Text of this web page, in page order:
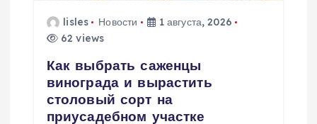
lisles Новости
1 августа, 2026
62 views
Как выбрать саженцы
винограда и вырастить
столовый сорт на
приусадебном участке